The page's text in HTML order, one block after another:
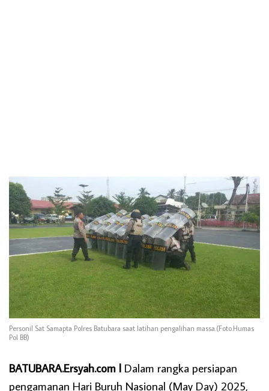
Personil Sat Samapta Polres Batubara saat latihan pengalihan massa.(Foto.Humas
Pol BB)
BATUBARA.Ersyah.com l Dalam rangka persiapan
pengamanan Hari Buruh Nasional (May Day) 2025,